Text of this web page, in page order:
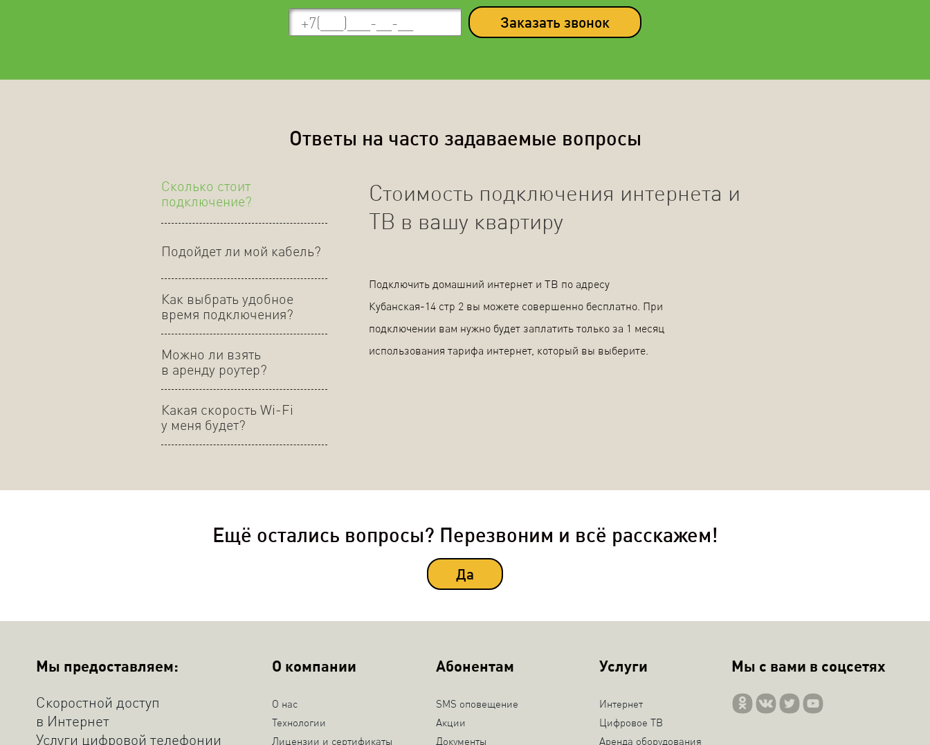
Заказать звонок
Ответы на часто задаваемые вопросы
Сколько стоит
подключение?
Подойдет ли мой кабель?
Как выбрать удобное
время подключения?
Можно ли взять
в аренду роутер?
Какая скорость Wi-Fi
у меня будет?
Стоимость подключения интернета и
ТВ в вашу квартиру
Подключить домашний интернет и ТВ по адресу
Кубанская-14 стр 2 вы можете совершенно бесплатно. При
подключении вам нужно будет заплатить только за 1 месяц
использования тарифа интернет, который вы выберите.
Ещё остались вопросы? Перезвоним и всё расскажем!
Да
Мы предоставляем:
Скоростной доступ
в Интернет
Услуги цифровой телефонии
О компании
О нас
Технологии
Лицензии и сертификаты
Абонентам
SMS оповещение
Акции
Документы
Услуги
Интернет
Цифровое ТВ
Аренда оборудования
Мы с вами в соцсетях